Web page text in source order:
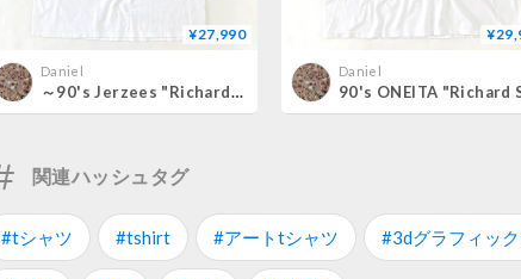
¥27,990
Daniel
～90's Jerzees "Richard Stine" Tシャツ Lサイズ USA製
Daniel
関連ハッシュタグ
#tシャツ #tshirt #アートtシャツ #3dグラフィッ